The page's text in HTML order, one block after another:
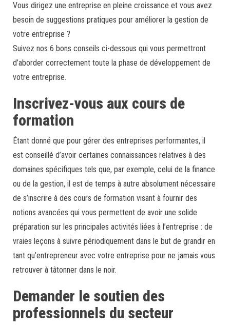
Vous dirigez une entreprise en pleine croissance et vous avez
besoin de suggestions pratiques pour améliorer la gestion de
votre entreprise ?
Suivez nos 6 bons conseils ci-dessous qui vous permettront
d’aborder correctement toute la phase de développement de
votre entreprise.
Inscrivez-vous aux cours de
formation
Étant donné que pour gérer des entreprises performantes, il
est conseillé d’avoir certaines connaissances relatives à des
domaines spécifiques tels que, par exemple, celui de la finance
ou de la gestion, il est de temps à autre absolument nécessaire
de s’inscrire à des cours de formation visant à fournir des
notions avancées qui vous permettent de avoir une solide
préparation sur les principales activités liées à l’entreprise : de
vraies leçons à suivre périodiquement dans le but de grandir en
tant qu’entrepreneur avec votre entreprise pour ne jamais vous
retrouver à tâtonner dans le noir.
Demander le soutien des
professionnels du secteur